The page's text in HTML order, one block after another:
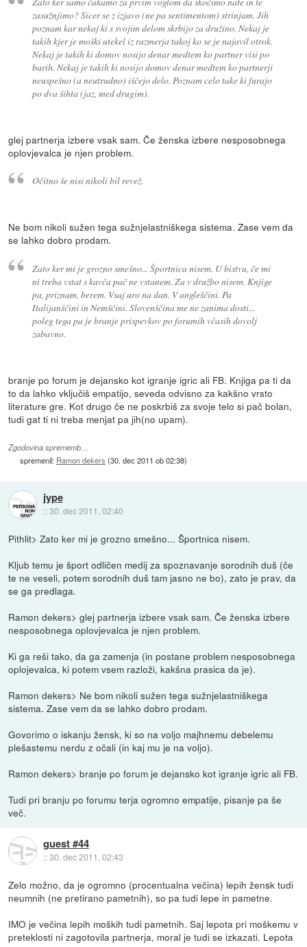
zasužnjimo? Sicer se z izjavo (ne pa sentimentom) strinjam. Jih
poznam kar nekaj ki s svojim delom skrbijo za družino. Nekaj je
takih kjer je moški utekel iz razmerja takoj ko se je najavil otrok.
Nekaj je takih ki domov nosijo denar medtem ko partner visi po
barih. Nekaj je takih ki nosijo domov denar medtem ko partnerji
neuspešno (a neutrudno) iščejo delo. Poznam celo take ki furajo
po dva šihta (jaz, med drugim).
glej partnerja izbere vsak sam. Če ženska izbere nesposobnega
oplovjevalca je njen problem.
Očitno še nisi nikoli bil revež.
Ne bom nikoli sužen tega sužnjelastniškega sistema. Zase vem da
se lahko dobro prodam.
Zato ker mi je grozno smešno... Športnica nisem. U bistvu, če mi
ni treba vstat s kavča pač ne vstanem. Za v družbo nisem. Knjige
pa, priznam, berem. Vsaj uro na dan. V angleščini. Pa
Italijanščini in Nemščini. Slovenščina me ne zanima dosti...
poleg tega pa je branje prispevkov po forumih včasih dovolj
zabavno.
branje po forum je dejansko kot igranje igric ali FB. Knjiga pa ti da
to da lahko vključiš empatijo, seveda odvisno za kakšno vrsto
literature gre. Kot drugo če ne poskrbiš za svoje telo si pač bolan,
tudi gat ti ni treba menjat pa jih(no upam).
Zgodovina sprememb…
spremenil: Ramon dekers (30. dec 2011 ob 02:38)
jype
::30. dec 2011, 02:40
Pithlit> Zato ker mi je grozno smešno... Športnica nisem.
Kljub temu je šport odličen medij za spoznavanje sorodnih duš (če
te ne veseli, potem sorodnih duš tam jasno ne bo), zato je prav, da
se ga predlaga.
Ramon dekers> glej partnerja izbere vsak sam. Če ženska izbere
nesposobnega oplovjevalca je njen problem.
Ki ga reši tako, da ga zamenja (in postane problem nesposobnega
oplojevalca, ki potem vsem razloži, kakšna prasica da je).
Ramon dekers> Ne bom nikoli sužen tega sužnjelastniškega
sistema. Zase vem da se lahko dobro prodam.
Govorimo o iskanju žensk, ki so na voljo majhnemu debelemu
plešastemu nerdu z očali (in kaj mu je na voljo).
Ramon dekers> branje po forum je dejansko kot igranje igric ali FB.
Tudi pri branju po forumu terja ogromno empatije, pisanje pa še
več.
guest #44
::30. dec 2011, 02:43
Zelo možno, da je ogromno (procentualna večina) lepih žensk tudi
neumnih (ne pretirano pametnih), so pa tudi lepe in pametne.
IMO je večina lepih moških tudi pametnih. Saj lepota pri moškemu v
preteklosti ni zagotovila partnerja, moral je tudi se izkazati. Lepota